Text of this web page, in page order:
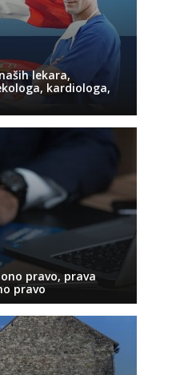
naših lekara,
kardiologa,
pravo, prava
pravo